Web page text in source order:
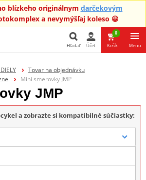
blízkeho originálnym darčekovým
a nevymýšľaj koleso 😀
Hľadať Účet
0
Košík Menu
Tovar na objednávku
Mini smerovky JMP
JMP
a zobrazte si kompatibilné súčiastky: